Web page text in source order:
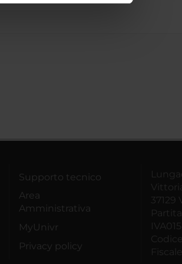
Supporto tecnico
Area
Amministrativa
MyUnivr
Privacy policy
37129
Partita
Codice